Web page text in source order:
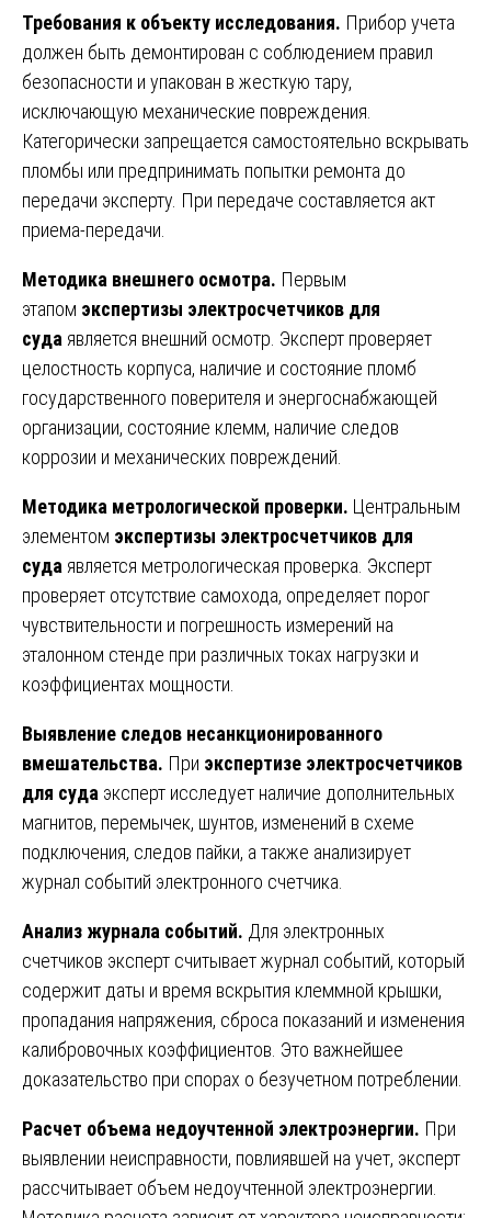
Требования к объекту исследования. Прибор учета
должен быть демонтирован с соблюдением правил
безопасности и упакован в жесткую тару,
исключающую механические повреждения.
Категорически запрещается самостоятельно вскрывать
пломбы или предпринимать попытки ремонта до
передачи эксперту. При передаче составляется акт
приема-передачи.
Методика внешнего осмотра. Первым
этапом экспертизы электросчетчиков для
суда является внешний осмотр. Эксперт проверяет
целостность корпуса, наличие и состояние пломб
государственного поверителя и энергоснабжающей
организации, состояние клемм, наличие следов
коррозии и механических повреждений.
Методика метрологической проверки. Центральным
элементом экспертизы электросчетчиков для
суда является метрологическая проверка. Эксперт
проверяет отсутствие самохода, определяет порог
чувствительности и погрешность измерений на
эталонном стенде при различных токах нагрузки и
коэффициентах мощности.
Выявление следов несанкционированного
вмешательства. При экспертизе электросчетчиков
для суда эксперт исследует наличие дополнительных
магнитов, перемычек, шунтов, изменений в схеме
подключения, следов пайки, а также анализирует
журнал событий электронного счетчика.
Анализ журнала событий. Для электронных
счетчиков эксперт считывает журнал событий, который
содержит даты и время вскрытия клеммной крышки,
пропадания напряжения, сброса показаний и изменения
калибровочных коэффициентов. Это важнейшее
доказательство при спорах о безучетном потреблении.
Расчет объема недоучтенной электроэнергии. При
выявлении неисправности, повлиявшей на учет, эксперт
рассчитывает объем недоучтенной электроэнергии.